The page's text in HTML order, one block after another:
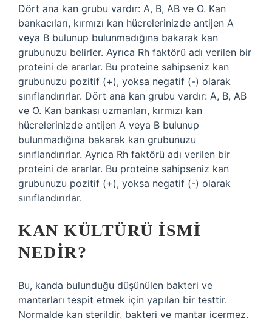
Dört ana kan grubu vardır: A, B, AB ve O. Kan
bankacıları, kırmızı kan hücrelerinizde antijen A
veya B bulunup bulunmadığına bakarak kan
grubunuzu belirler. Ayrıca Rh faktörü adı verilen bir
proteini de ararlar. Bu proteine ​​sahipseniz kan
grubunuzu pozitif (+), yoksa negatif (-) olarak
sınıflandırırlar. Dört ana kan grubu vardır: A, B, AB
ve O. Kan bankası uzmanları, kırmızı kan
hücrelerinizde antijen A veya B bulunup
bulunmadığına bakarak kan grubunuzu
sınıflandırırlar. Ayrıca Rh faktörü adı verilen bir
proteini de ararlar. Bu proteine ​​sahipseniz kan
grubunuzu pozitif (+), yoksa negatif (-) olarak
sınıflandırırlar.
KAN KÜLTÜRÜ ISMI
NEDIR?
Bu, kanda bulunduğu düşünülen bakteri ve
mantarları tespit etmek için yapılan bir testtir.
Normalde kan sterildir, bakteri ve mantar içermez.